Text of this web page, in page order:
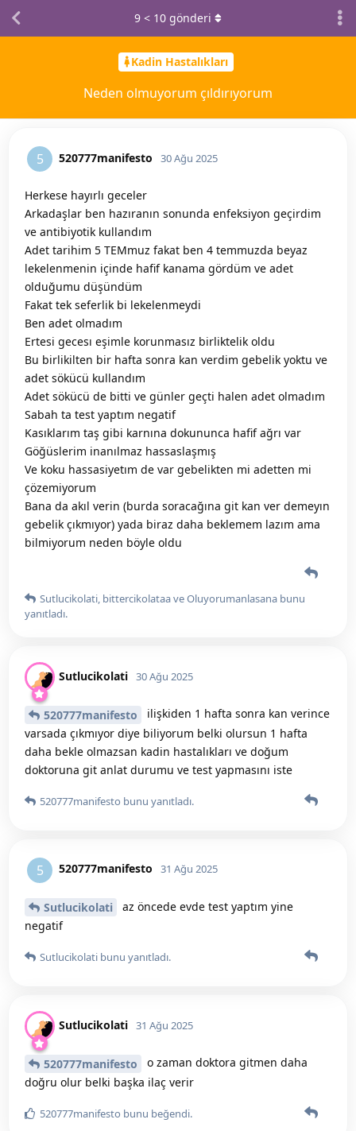
Kadin Hastalıkları
Neden olmuyorum çıldırıyorum
9 < 10 gönderi
5 520777manifesto 30 Ağu 2025
Herkese hayırlı geceler
Arkadaşlar ben hazıranın sonunda enfeksiyon geçirdim
ve antibiyotik kullandım
Adet tarihim 5 TEMmuz fakat ben 4 temmuzda beyaz
lekelenmenin içinde hafif kanama gördüm ve adet
olduğumu düşündüm
Fakat tek seferlik bi lekelenmeydi
Ben adet olmadım
Ertesi gecesı eşimle korunmasız birliktelik oldu
Bu birlikilten bir hafta sonra kan verdim gebelik yoktu ve
adet sökücü kullandım
Adet sökücü de bitti ve günler geçti halen adet olmadım
Sabah ta test yaptım negatif
Kasıklarım taş gibi karnına dokununca hafif ağrı var
Göğüslerim inanılmaz hassaslaşmış
Ve koku hassasiyetım de var gebelikten mi adetten mi
çözemiyorum
Bana da akıl verin (burda soracağına git kan ver demeyın
gebelik çıkmıyor) yada biraz daha beklemem lazım ama
bilmiyorum neden böyle oldu
Sutlucikolati, bittercikolataaveOluyorumanlasana bunu
yanıtladı.
Sutlucikolati 30 Ağu 2025
520777manifesto
ilişkiden 1 hafta sonra kan verince
varsada çıkmıyor diye biliyorum belki olursun 1 hafta
daha bekle olmazsan kadin hastalıkları ve doğum
doktoruna git anlat durumu ve test yapmasını iste
520777manifesto bunu yanıtladı.
5 520777manifesto 31 Ağu 2025
Sutlucikolati
az öncede evde test yaptım yine
negatif
Sutlucikolati bunu yanıtladı.
Sutlucikolati 31 Ağu 2025
520777manifesto
o zaman doktora gitmen daha
doğru olur belki başka ilaç verir
520777manifesto bunu beğendi.